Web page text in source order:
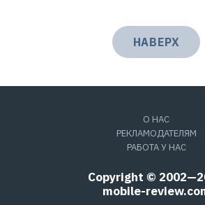
НАВЕРХ
О НАС
РЕКЛАМОДАТЕЛЯМ
РАБОТА У НАС
Copyright ©
mobile-